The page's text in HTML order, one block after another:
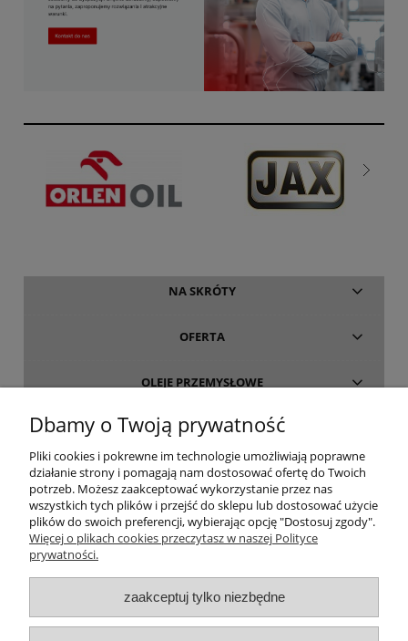
NA SKRÓTY
OFERTA
OLEJE PRZEMYSŁOWE
INFORMACJE
O FIRMIE
| Platforma zakupowa środków smarnych firmy ALVESTA |
Oleje przemysłowe | Smary dla przemysłu spożywczego | Olej do sprężarek
Dbamy o Twoją prywatność
Pliki cookies i pokrewne im technologie umożliwiają poprawne
działanie strony i pomagają nam dostosować ofertę do Twoich
potrzeb. Możesz zaakceptować wykorzystanie przez nas
wszystkich tych plików i przejść do sklepu lub dostosować użycie
plików do swoich preferencji, wybierając opcję "Dostosuj zgody".
Więcej o plikach cookies przeczytasz w naszej Polityce
prywatności.
zaakceptuj tylko niezbędne